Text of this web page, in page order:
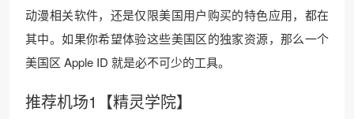
动漫相关软件，还是仅限美国用户购买的特色应用，都在
其中。如果你希望体验这些美国区的独家资源，那么一个
美国区 Apple ID 就是必不可少的工具。
推荐机场1【精灵学院】